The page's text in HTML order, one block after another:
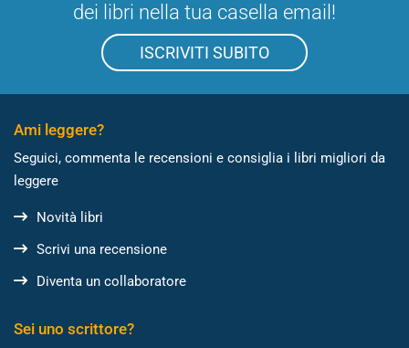
dei libri nella tua casella email!
ISCRIVITI SUBITO
Ami leggere?
Seguici, commenta le recensioni e consiglia i libri migliori da
leggere
Novità libri
Scrivi una recensione
Diventa un collaboratore
Sei uno scrittore?